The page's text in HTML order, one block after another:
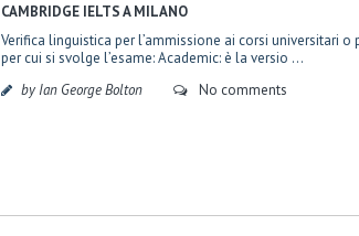
CAMBRIDGE IELTS A MILANO
Verifica linguistica per l’ammissione ai corsi universitari o
per cui si svolge l’esame: Academic: è la versio ...
by Ian George Bolton
No comments